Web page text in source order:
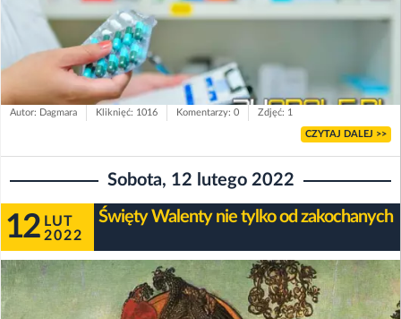
Autor: Dagmara Kliknięć: 1016 Komentarzy: 0 Zdjęć: 1
CZYTAJ DALEJ >>
Sobota, 12 lutego 2022
12 LUT
2022
Święty Walenty nie tylko od zakochanych